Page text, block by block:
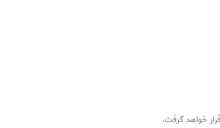
خواهد گرفت.